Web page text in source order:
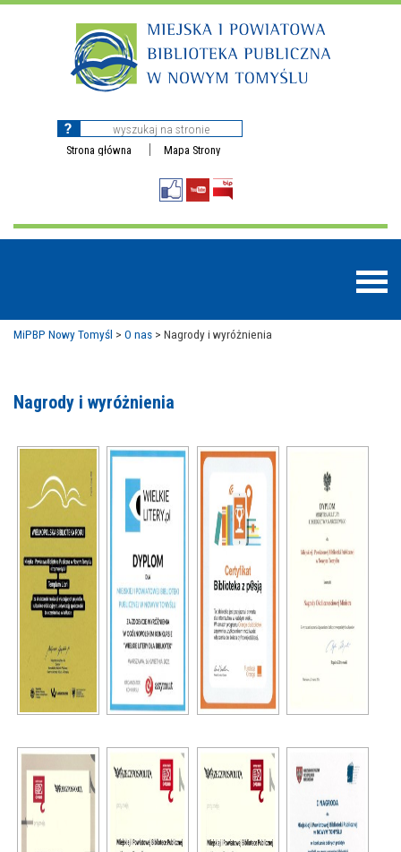
Strona główna Mapa Strony
BAZY DANYCH
AKTUALNOŚCI
NAJBLIŻSZE WYDARZENIA
WYDARZENIA BIEŻĄCE
WYDARZYŁO SIĘ
NASZA OFERTA
STREFA WIEDZY O REGIONIE
STREFA KOLORU
FORMY STAŁE
POLECANE STRONY
WYDARZENIA KULTURALNE
E-INFORMATOR
MiPBP Nowy Tomyśl > O nas > Nagrody i wyróżnienia
Nagrody i wyróżnienia